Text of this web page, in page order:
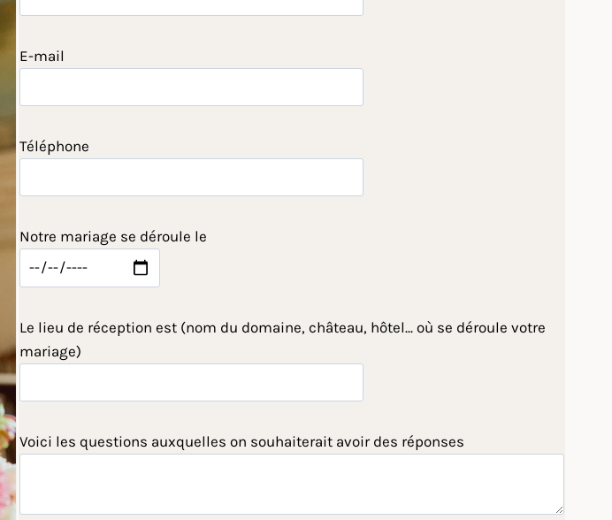
E-mail
Téléphone
Notre mariage se déroule le
Le lieu de réception est (nom du domaine, château, hôtel... où se déroule votre
mariage)
Voici les questions auxquelles on souhaiterait avoir des réponses